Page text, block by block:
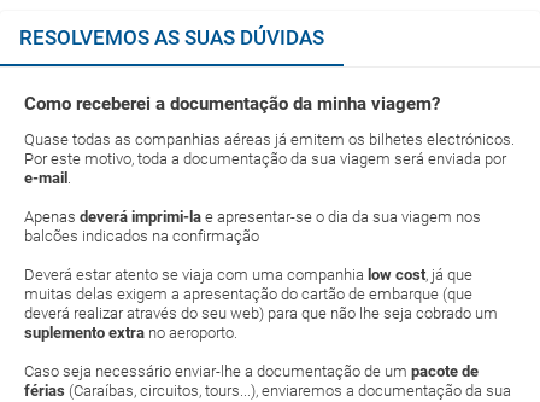
RESOLVEMOS AS SUAS DÚVIDAS
Como receberei a documentação da minha viagem?
Quase todas as companhias aéreas já emitem os bilhetes electrónicos.
Por este motivo, toda a documentação da sua viagem será enviada por
e-mail .
Apenas deverá imprimi-la e apresentar-se o dia da sua viagem nos
balcões indicados na confirmação
Deverá estar atento se viaja com uma companhia low cost, já que
muitas delas exigem a apresentação do cartão de embarque (que
deverá realizar através do seu web) para que não lhe seja cobrado um
suplemento extra no aeroporto.
Caso seja necessário enviar-lhe a documentação de um pacote de
férias (Caraíbas, circuitos, tours...), enviaremos a documentação da sua